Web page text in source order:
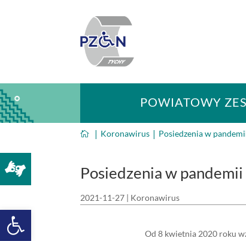
Open toolbar
POWIATOWY
 Koronawirus Posiedzenia w
Posiedzenia w pandemii
2021-11-27 | Koronawirus
Od 8 kwietnia 2020 roku
